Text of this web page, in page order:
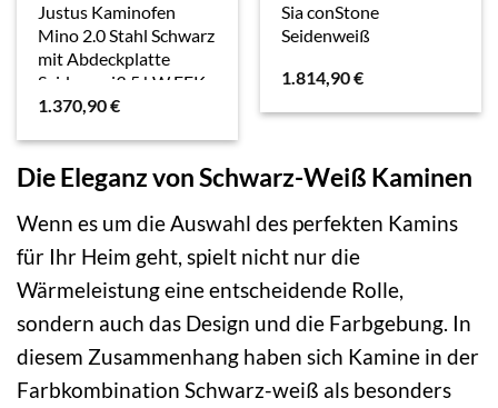
Justus Kaminofen
Mino 2.0 Stahl Schwarz
mit Abdeckplatte
Seidenweiß 5 kW EEK:
A+
1.370,90€
Sia conStone
Seidenweiß
1.814,90€
Die Eleganz von Schwarz-Weiß Kaminen
Wenn es um die Auswahl des perfekten Kamins
für Ihr Heim geht, spielt nicht nur die
Wärmeleistung eine entscheidende Rolle,
sondern auch das Design und die Farbgebung. In
diesem Zusammenhang haben sich Kamine in der
Farbkombination Schwarz-weiß als besonders